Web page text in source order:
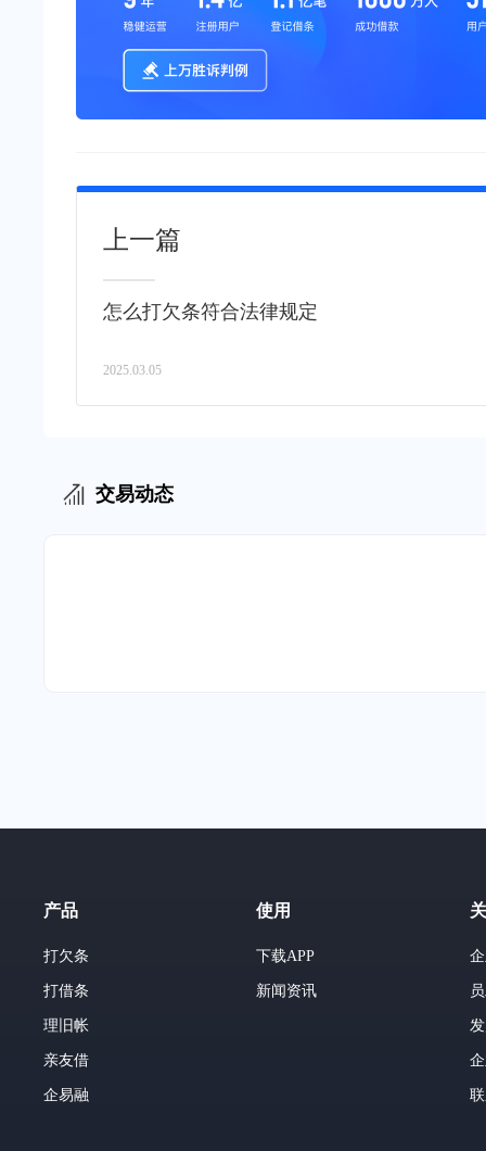
上一篇
怎么打欠条符合法律规定
2025.03.05
交易动态
产品
打欠条
打借条
理旧帐
亲友借
企易融
使用
下载APP
新闻资讯